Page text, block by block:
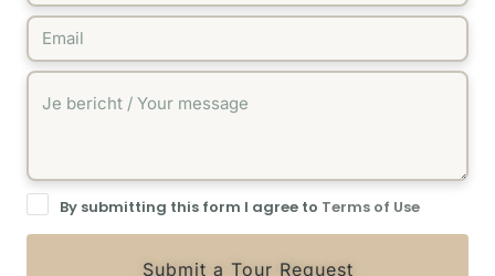
By submitting this form I agree to Terms of Use
Submit a Tour Request